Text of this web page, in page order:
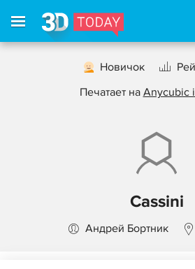
Новичок
Печатает на Anycubic
Cassini
Андрей Бортник